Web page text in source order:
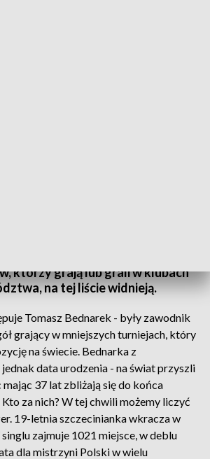
którzy grają lub grali w klubach
na tej liście widnieją.
Tomasz Bednarek - były zawodnik
grający w mniejszych turniejach, który
na świecie. Bednarka z
data urodzenia - na świat przyszli
37 lat zbliżają się do końca
za nich? W tej chwili możemy liczyć
19-letnia szczecinianka wkracza w
zajmuje 1021 miejsce, w deblu
dla mistrzyni Polski w wielu